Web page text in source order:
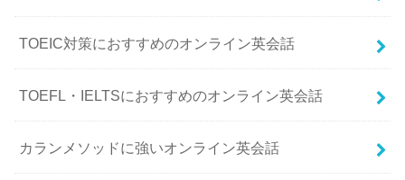
TOEIC対策におすすめのオンライン英会話
TOEFL・IELTSにおすすめのオンライン英会話
カランメソッドに強いオンライン英会話